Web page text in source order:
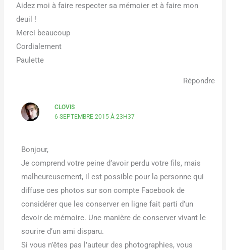
Aidez moi à faire respecter sa mémoier et à faire mon
deuil !
Merci beaucoup
Cordialement
Paulette
Répondre
CLOVIS
6 SEPTEMBRE 2015 À 23H37
Bonjour,
Je comprend votre peine d’avoir perdu votre fils, mais
malheureusement, il est possible pour la personne qui
diffuse ces photos sur son compte Facebook de
considérer que les conserver en ligne fait parti d’un
devoir de mémoire. Une manière de conserver vivant le
sourire d’un ami disparu.
Si vous n’êtes pas l’auteur des photographies, vous